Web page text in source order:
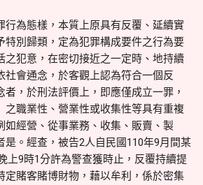
行為態樣，本質上原具有反覆、延續實
特別歸類，定為犯罪構成要件之行為要
之犯意，在密切接近之一定時、地持續
社會通念，於客觀上認為符合一個反
，於刑法評價上，即應僅成立一罪，
之職業性、營業性或收集性等具有重複
如經營、從事業務、收集、販賣、製
是。經查，被告2人自民國110年9月間某
上9時1分許為警查獲時止，反覆持續提
定賭客賭博財物，藉以牟利，係於密集